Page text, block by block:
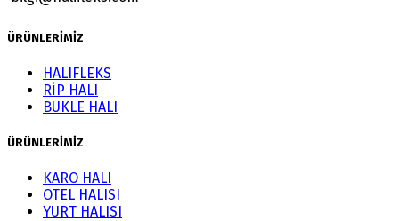
ÜRÜNLERİMİZ
HALIFLEKS
RİP HALI
BUKLE HALI
ÜRÜNLERİMİZ
KARO HALI
OTEL HALISI
YURT HALISI